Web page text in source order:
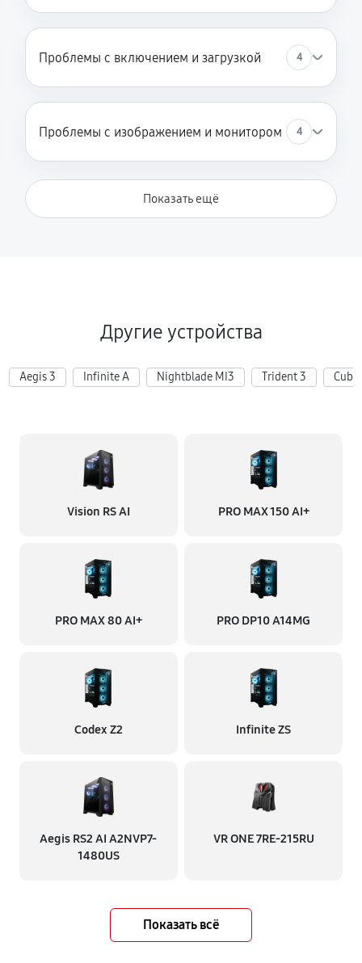
Проблемы с включением и загрузкой 4
Проблемы с изображением и монитором 4
Показать ещё
Другие устройства
Aegis 3 Infinite A Nightblade MI3 Trident 3 Cubi
Vision RS AI PRO MAX 150 AI+
PRO MAX 80 AI+ PRO DP10 A14MG
Codex Z2 Infinite ZS
Aegis RS2 AI A2NVP7-
1480US
VR ONE 7RE-215RU
Показать всё